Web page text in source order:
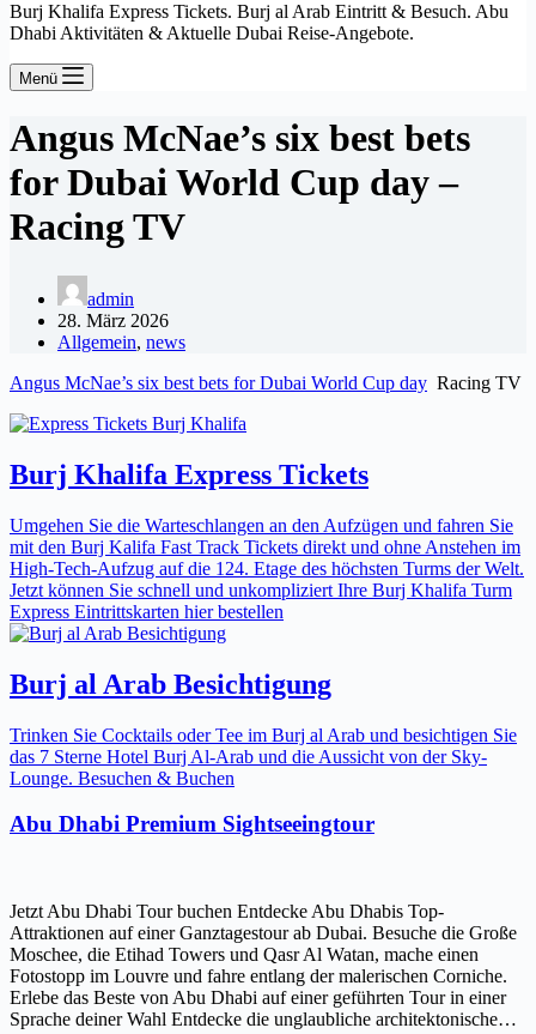
Burj Khalifa Express Tickets. Burj al Arab Eintritt & Besuch. Abu
Dhabi Aktivitäten & Aktuelle Dubai Reise-Angebote.
Menü
Angus McNae’s six best bets
for Dubai World Cup day –
Racing TV
admin
28. März 2026
Allgemein, news
Angus McNae’s six best bets for Dubai World Cup day Racing TV
Burj Khalifa Express Tickets
Umgehen Sie die Warteschlangen an den Aufzügen und fahren Sie
mit den Burj Kalifa Fast Track Tickets direkt und ohne Anstehen im
High-Tech-Aufzug auf die 124. Etage des höchsten Turms der Welt.
Jetzt können Sie schnell und unkompliziert Ihre Burj Khalifa Turm
Express Eintrittskarten hier bestellen
Burj al Arab Besichtigung
Trinken Sie Cocktails oder Tee im Burj al Arab und besichtigen Sie
das 7 Sterne Hotel Burj Al-Arab und die Aussicht von der Sky-
Lounge. Besuchen & Buchen
Abu Dhabi Premium Sightseeingtour
Jetzt Abu Dhabi Tour buchen Entdecke Abu Dhabis Top-
Attraktionen auf einer Ganztagestour ab Dubai. Besuche die Große
Moschee, die Etihad Towers und Qasr Al Watan, mache einen
Fotostopp im Louvre und fahre entlang der malerischen Corniche.
Erlebe das Beste von Abu Dhabi auf einer geführten Tour in einer
Sprache deiner Wahl Entdecke die unglaubliche architektonische…